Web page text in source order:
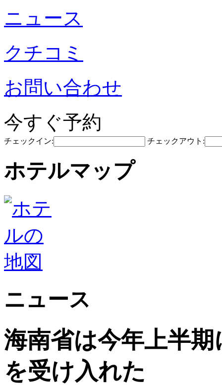
ニュース
クチコミ
お問い合わせ
今すぐ予約
チェックイン: チェックアウト:
ホテルマップ
ニュース
海南省は今年上半期
を受け入れた